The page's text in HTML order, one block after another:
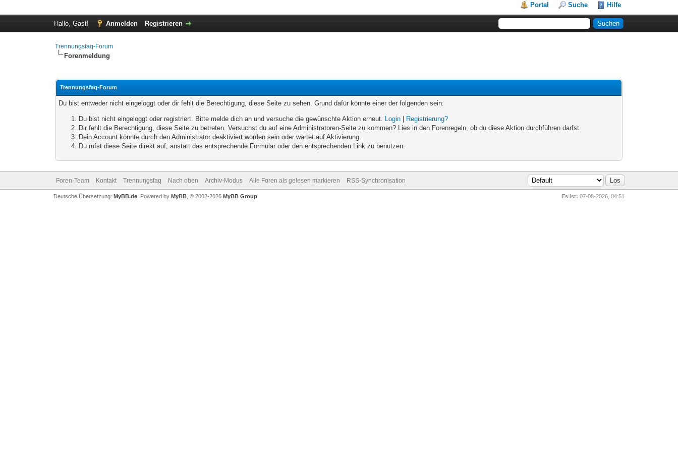
Portal Suche Hilfe
Hallo, Gast! Anmelden Registrieren
Trennungsfaq-Forum
Forenmeldung
Trennungsfaq-Forum
Du bist entweder nicht eingeloggt oder dir fehlt die Berechtigung, diese Seite zu sehen. Grund dafür könnte einer der folgenden sein:
Du bist nicht eingeloggt oder registriert. Bitte melde dich an und versuche die gewünschte Aktion erneut. Login
Registrierung?
Dir fehlt die Berechtigung, diese Seite zu betreten. Versuchst du auf eine Administratoren-Seite zu kommen? Lies in den Forenregeln, ob du diese Aktion durchführen darfst.
Dein Account könnte durch den Administrator deaktiviert worden sein oder wartet auf Aktivierung.
Du rufst diese Seite direkt auf, anstatt das entsprechende Formular oder den entsprechenden Link zu benutzen.
Foren-Team Kontakt Trennungsfaq Nach oben Archiv-Modus Alle Foren als gelesen markieren RSS-Synchronisation
Es ist: 07-08-2026, 04:51
Deutsche Übersetzung: MyBB.de, Powered by MyBB, © 2002-2026 MyBB Group.